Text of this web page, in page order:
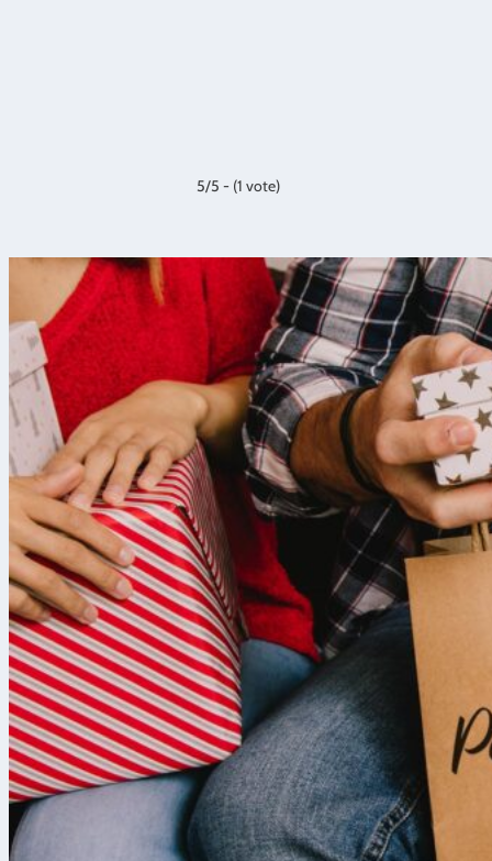
5/5 - (1 vote)